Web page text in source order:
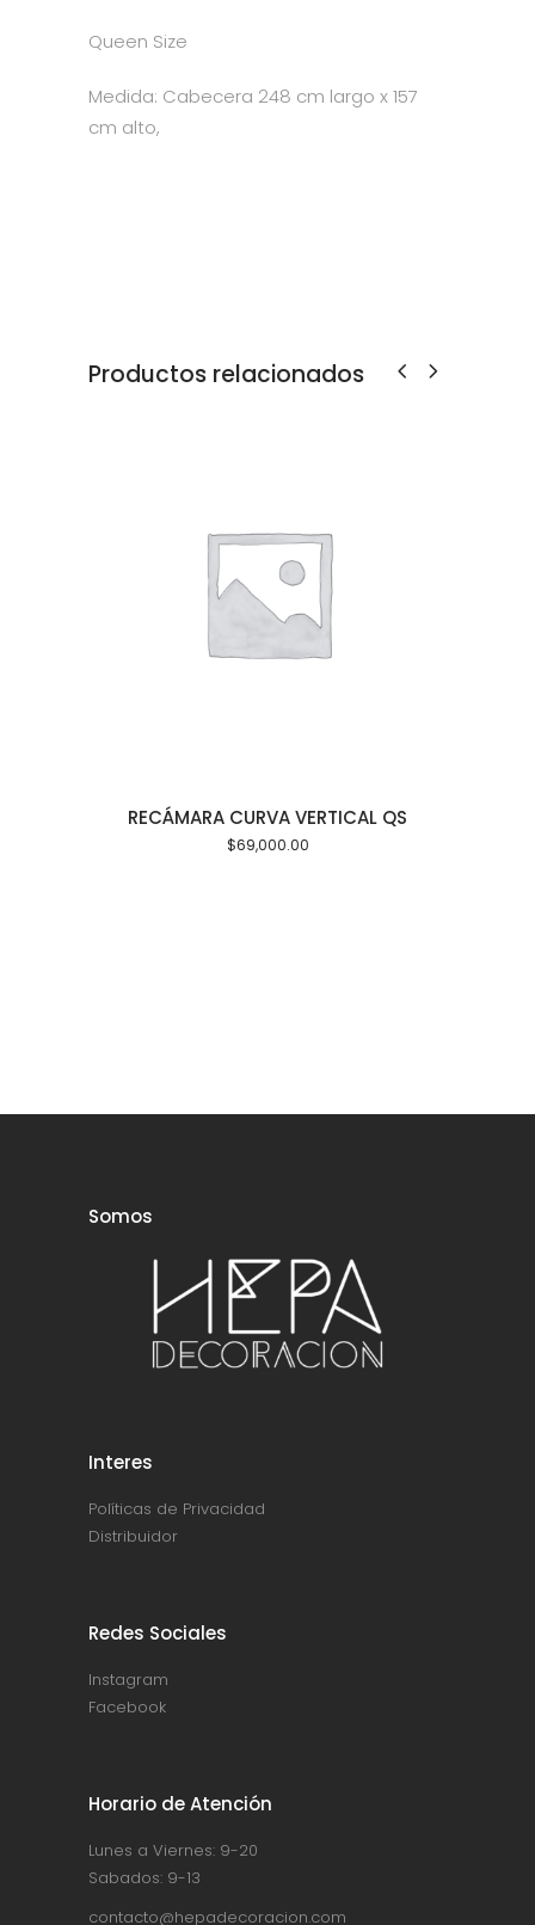
Queen Size
Medida: Cabecera 248 cm largo x 157
cm alto,
Productos relacionados
RECÁMARA CURVA VERTICAL QS
$69,000.00
Somos
Interes
Políticas de Privacidad
Distribuidor
Redes Sociales
Instagram
Facebook
Horario de Atención
Lunes a Viernes: 9-20
Sabados: 9-13
contacto@hepadecoracion.com